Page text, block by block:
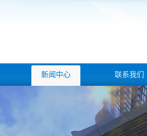
新闻中心 联系我们